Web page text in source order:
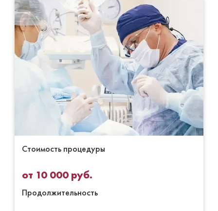
Стоимость процедуры
от 10 000 руб.
Продолжительность